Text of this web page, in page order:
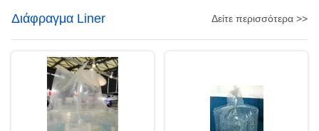
Διάφραγμα Liner Δείτε περισσότερα >>